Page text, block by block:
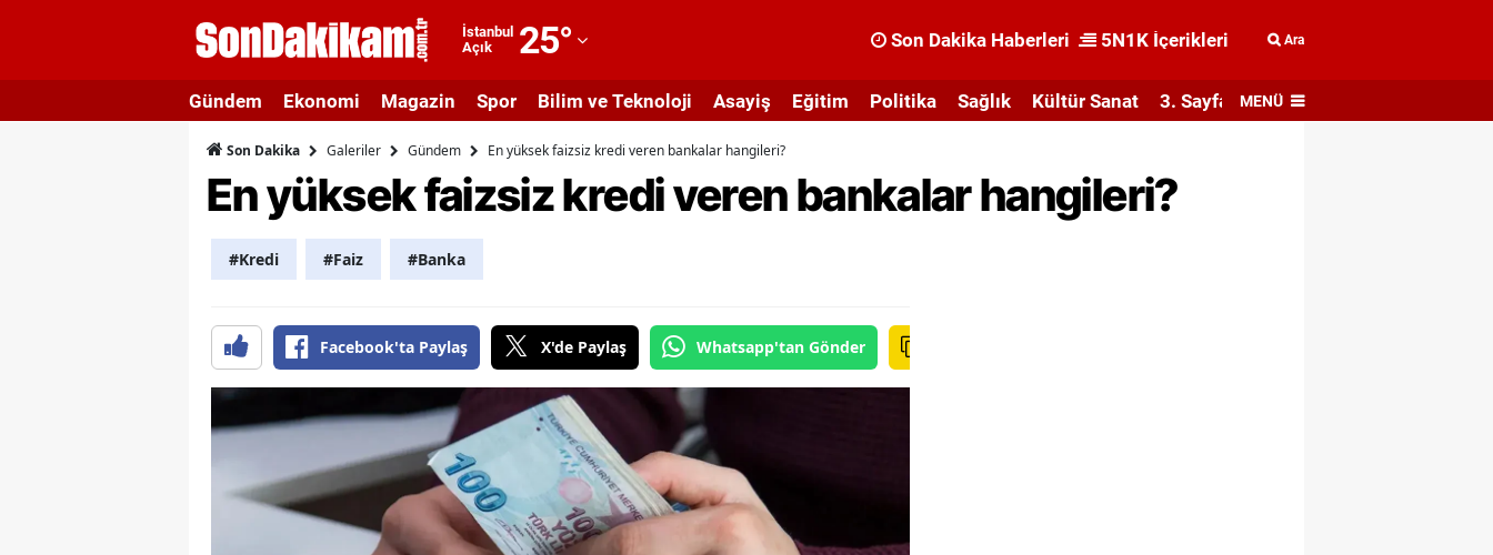
İstanbul
Açık
25°
Adıyaman
Afyonkarahisar
Ağrı
Antalya
Artvin
Aydın
Balıkesir
Bilecik
Son Dakika Haberleri 5N1K İçerikleri Ara
Gündem Ekonomi Magazin Spor Bilim ve Teknoloji Asayiş Eğitim Politika Sağlık Kültür Sanat 3. Sayfa MENÜ
Son Dakika Galeriler Gündem En yüksek faizsiz kredi veren bankalar hangileri?
En yüksek faizsiz kredi veren bankalar hangileri?
#Kredi #Faiz #Banka
Facebook'ta Paylaş X'de Paylaş Whatsapp'tan Gönder